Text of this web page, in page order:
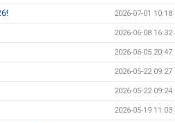
2026-07-01 10:18
2026-06-08 16:32
2026-06-05 20:47
2026-05-22 09:27
2026-05-22 09:24
2026-05-19 11:03